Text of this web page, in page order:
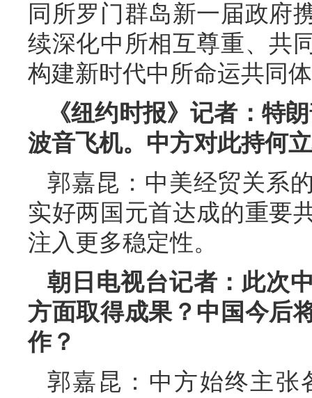
同所罗门群岛新一届政府
续深化中所相互尊重、共
构建新时代中所命运共同
《纽约时报》记者：特
波音飞机。中方对此持何
郭嘉昆：中美经贸关系
实好两国元首达成的重要
注入更多稳定性。
朝日电视台记者：此次
方面取得成果？中国今后
作？
郭嘉昆：中方始终主张